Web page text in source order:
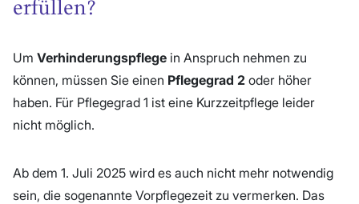
erfüllen?
Um Verhinderungspflege in Anspruch nehmen zu
können, müssen Sie einen Pflegegrad 2 oder höher
haben. Für Pflegegrad 1 ist eine Kurzzeitpflege leider
nicht möglich.
Ab dem 1. Juli 2025 wird es auch nicht mehr notwendig
sein, die sogenannte Vorpflegezeit zu vermerken. Das